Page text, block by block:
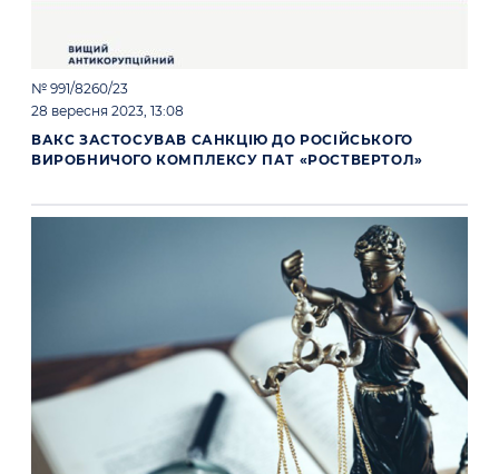
№ 991/8260/23
28 вересня 2023, 13:08
ВАКС ЗАСТОСУВАВ САНКЦІЮ ДО РОСІЙСЬКОГО
ВИРОБНИЧОГО КОМПЛЕКСУ ПАТ «РОСТВЕРТОЛ»